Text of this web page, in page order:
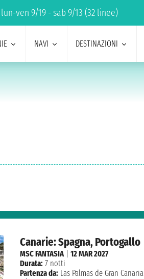
lun-ven 9/19 - sab 9/13 (32 linee)
NAVI DESTINAZIONI
Canarie: Spagna, Portogallo
MSC FANTASIA|12 MAR 2027
Durata: 7 notti
Partenza da: Las Palmas de Gran Canaria